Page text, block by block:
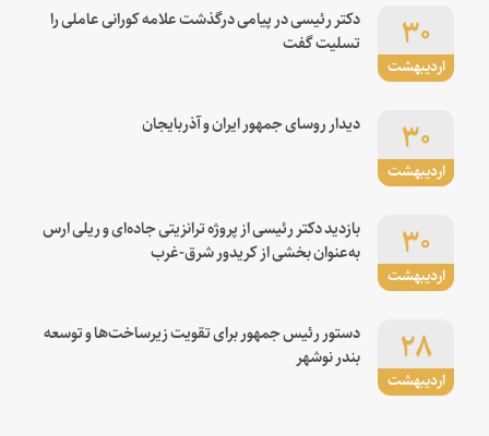
اردیبهشت
۳۰
دکتر رئیسی در پیامی درگذشت علامه کورانی عاملی را
تسلیت گفت
اردیبهشت
۳۰ دیدار روسای جمهور ایران و آذربایجان
اردیبهشت
۳۰
بازدید دکتر رئیسی از پروژه ترانزیتی جاده‌ای و ریلی ارس
به‌عنوان بخشی از کریدور شرق-غرب
اردیبهشت
۲۸
دستور رئیس جمهور برای تقویت زیرساخت‌ها و توسعه
بندر نوشهر